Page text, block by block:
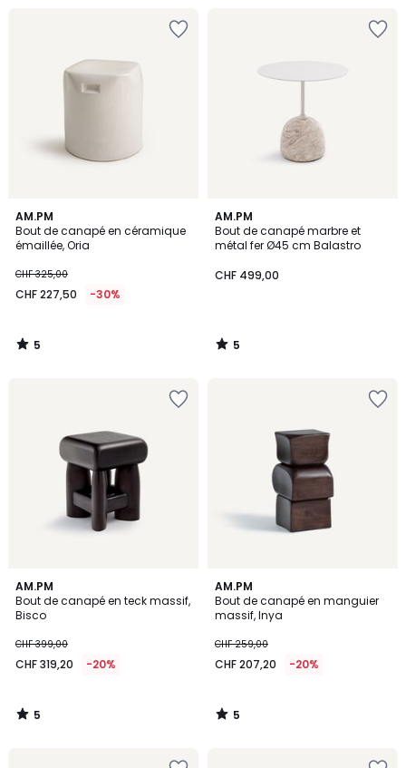
AM.PM
Bout de canapé en céramique
émaillée, Oria
CHF 325,00
CHF 227,50 -30%
5
/
5
5
/
AM.PM
Bout de canapé marbre et
métal fer Ø45 cm Balastro
CHF 499,00
5
/
5
5
/
AM.PM
Bout de canapé en teck massif,
Bisco
CHF 399,00
CHF 319,20 -20%
5
/
5
5
/
AM.PM
Bout de canapé en manguier
massif, Inya
CHF 259,00
CHF 207,20 -20%
5
/
5
5
/